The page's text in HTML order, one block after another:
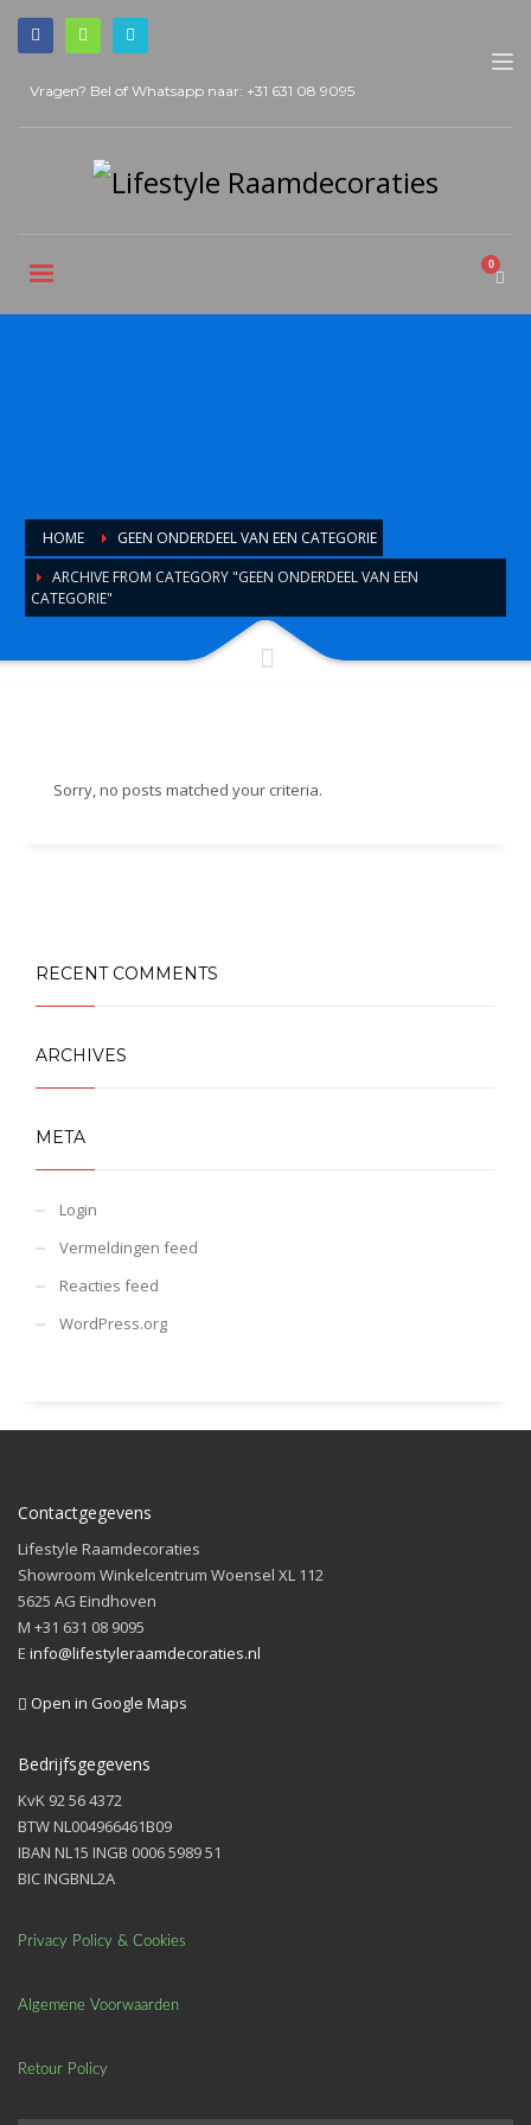
Vragen? Bel of Whatsapp naar: +31 631 08 9095
HOME
GEEN ONDERDEEL VAN EEN CATEGORIE
ARCHIVE FROM CATEGORY "GEEN ONDERDEEL VAN EEN
CATEGORIE"
Sorry, no posts matched your criteria.
RECENT COMMENTS
ARCHIVES
META
Login
Vermeldingen feed
Reacties feed
WordPress.org
Contactgegevens
Lifestyle Raamdecoraties
Showroom Winkelcentrum Woensel XL 112
5625 AG Eindhoven
M +31 631 08 9095
E info@lifestyleraamdecoraties.nl
Open in Google Maps
Bedrijfsgegevens
KvK 92 56 4372
BTW NL004966461B09
IBAN NL15 INGB 0006 5989 51
BIC INGBNL2A
Privacy Policy & Cookies
Algemene Voorwaarden
Retour Policy